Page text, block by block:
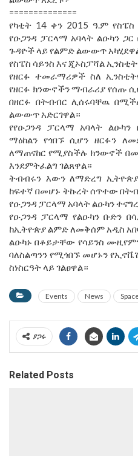
==============
የካቲት 14 ቀን 2015 ዓ.ም
የዑጋንዳ ፓርላማ አባላት ልዑካን
ጉዳዮች ላይ የልምድ ልውውጥ
የስፔስ ሳይንስ እና ጂኦስፓሻል
የዘርፉ ተመራማሪዎች ስለ
የዘርፉ ክንውኖችን ማብራሪያ የሰጡ
በዘርፉ በትብብር ሊሰሩባቸዉ
ልውውጥ አድርገዋል።
የየዑጋንዳ ፓርላማ አባላት
ማዕከልን የጎበኙ ሲሆን ዘርፉን
ለማጠናከር የሚያስችሉ ክንውኖች
እንደምትፈልግ ገልጸዋል።
ትብብሩን እውን ለማድረግ
ከፍተኛ በመሆኑ ትኩረት ሰጥተው
የዑጋንዳ ፓርላማ አባላት ልዑካን
የዑጋንዳ ፓርላማ የልዑካን ቡድን
ከኢትዮጵያ ልምድ ለመቅሰም አዲስ
ልዑካኑ በቆይታቸው የሳይንስ
ባለስልጣንን የሚጎበኙ መሆኑን
ስነስርዓት ላይ ገልፀዋል።
Events News
ያጋሩ
Related Posts